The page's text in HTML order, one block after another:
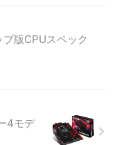
版CPUスペック
4モデ